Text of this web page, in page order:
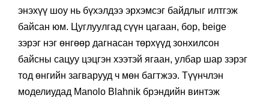
энэхүү шоу нь бүхэлдээ эрхэмсэг байдлыг илтгэж
байсан юм. Цуглуулгад сүүн цагаан, бор, beige
зэрэг нэг өнгөөр дагнасан төрхүүд зонхилсон
байсны сацуу цэцгэн хээтэй ягаан, улбар шар зэрэг
тод өнгийн загварууд ч мөн багтжээ. Түүнчлэн
моделиудад Manolo Blahnik брэндийн винтэж